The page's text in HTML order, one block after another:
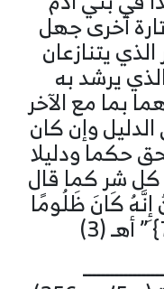
أخرى جهل
يتنازعان
يرشد به
بما مع الآخر
وإن كان
حكما ودليلا
شر كما قال
كَانَ ظَلُومًا